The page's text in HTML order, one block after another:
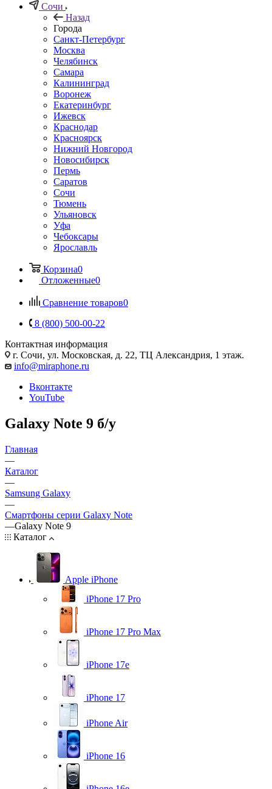
Сочи
Назад
Города
Санкт-Петербург
Москва
Челябинск
Самара
Калининград
Воронеж
Екатеринбург
Ижевск
Краснодар
Красноярск
Нижний Новгород
Новосибирск
Пермь
Саратов
Сочи
Тюмень
Ульяновск
Уфа
Чебоксары
Ярославль
Корзина0
Отложенные0
Сравнение товаров0
8 (800) 500-00-22
Контактная информация
г. Сочи, ул. Московская, д. 22, ТЦ Александрия, 1 этаж.
info@miraphone.ru
Вконтакте
YouTube
Galaxy Note 9 б/у
Главная
—
Каталог
—
Samsung Galaxy
—
Смартфоны серии Galaxy Note
—Galaxy Note 9
Каталог
Apple iPhone
iPhone 17 Pro
iPhone 17 Pro Max
iPhone 17e
iPhone 17
iPhone Air
iPhone 16